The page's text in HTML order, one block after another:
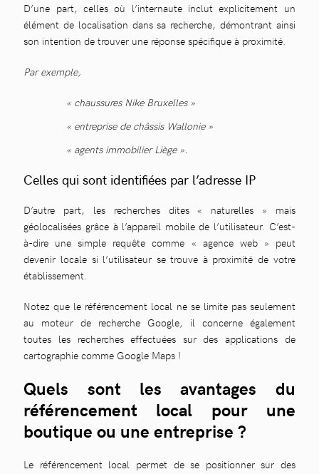
D’une part, celles où l’internaute inclut explicitement un
élément de localisation dans sa recherche, démontrant ainsi
son intention de trouver une réponse spécifique à proximité.
Par exemple,
« chaussures Nike Bruxelles »
« entreprise de châssis Wallonie »
« agents immobilier Liège ».
Celles qui sont identifiées par l’adresse IP
D’autre part, les recherches dites « naturelles » mais
géolocalisées grâce à l’appareil mobile de l’utilisateur. C’est-
à-dire une simple requête comme « agence web » peut
devenir locale si l’utilisateur se trouve à proximité de votre
établissement.
Notez que le référencement local ne se limite pas seulement
au moteur de recherche Google, il concerne également
toutes les recherches effectuées sur des applications de
cartographie comme Google Maps !
Quels sont les avantages du
référencement local pour une
boutique ou une entreprise ?
Le référencement local permet de se positionner sur des